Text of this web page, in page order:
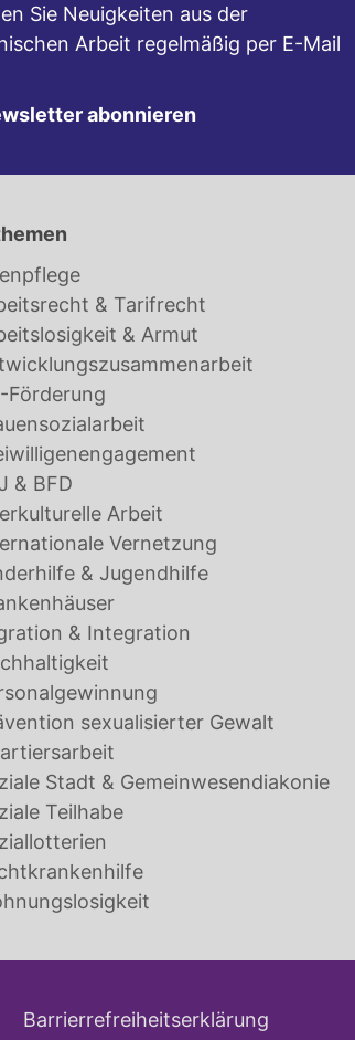
Sie Neuigkeiten aus der
Arbeit regelmäßig per E-Mail
abonnieren
& Tarifrecht
& Armut
Förderung
& BFD
Arbeit
Vernetzung
& Jugendhilfe
& Integration
sexualisierter Gewalt
Stadt & Gemeinwesendiakonie
Teilhabe
Barrierrefreiheitserklärung